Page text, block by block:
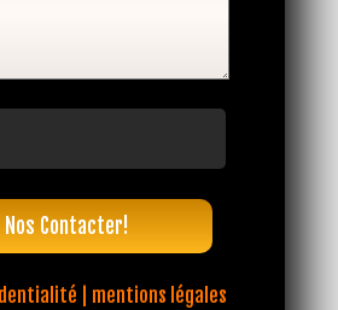
Nos Contacter!
| mentions légales